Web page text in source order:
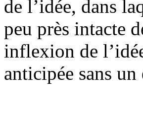
de l’idée, dans
peu près intacte
inflexion de
anticipée sans